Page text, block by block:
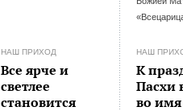
НАШ ПРИХОД
Все ярче и
светлее
становится
НАШ
К
Пасхи
во имя